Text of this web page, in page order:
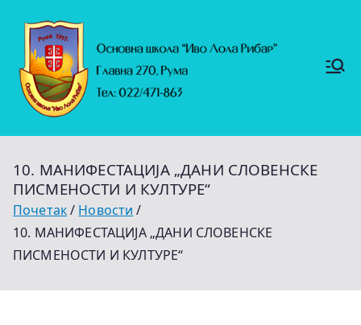
садржај
Основ
Лола
https://
vanje-
rumi-
se-
10. МАНИФЕСТАЦИЈА „ДАНИ СЛОВЕНСКЕ
ПИСМЕНОСТИ И КУЛТУРЕ“
Почетак
Новости
10. МАНИФЕСТАЦИЈА „ДАНИ СЛОВЕНСКЕ
ПИСМЕНОСТИ И КУЛТУРЕ“